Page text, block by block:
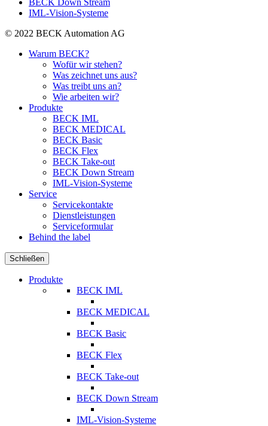
BECK Down Stream
IML-Vision-Systeme
© 2022 BECK Automation AG
Warum BECK?
Wofür wir stehen?
Was zeichnet uns aus?
Was treibt uns an?
Wie arbeiten wir?
Produkte
BECK IML
BECK MEDICAL
BECK Basic
BECK Flex
BECK Take-out
BECK Down Stream
IML-Vision-Systeme
Service
Servicekontakte
Dienstleistungen
Serviceformular
Behind the label
Schließen
Produkte
BECK IML
BECK MEDICAL
BECK Basic
BECK Flex
BECK Take-out
BECK Down Stream
IML-Vision-Systeme